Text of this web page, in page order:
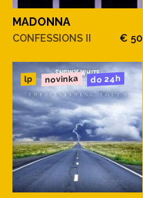
MADONNA
CONFESSIONS II € 50
lp novinka do 24h